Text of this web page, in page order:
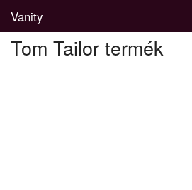
Vanity
Tom Tailor termék